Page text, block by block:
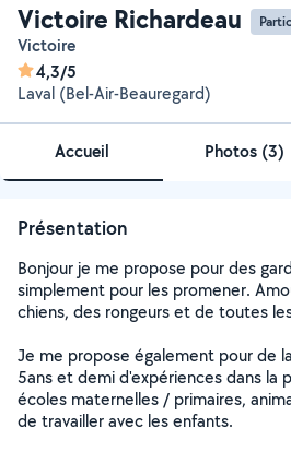
Victoire Richardeau
Victoire
4,3/5
Laval (Bel-Air-Beauregard)
Accueil Photos (3)
Présentation
Bonjour je me propose pour des
simplement pour les promener.
chiens, des rongeurs et de toutes
Je me propose également pour de
5ans et demi d'expériences dans la
écoles maternelles / primaires,
de travailler avec les enfants.